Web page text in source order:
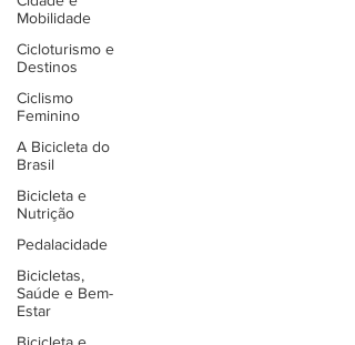
Mobilidade
Cicloturismo e
Destinos
Ciclismo
Feminino
A Bicicleta do
Brasil
Bicicleta e
Nutrição
Pedalacidade
Bicicletas,
Saúde e Bem-
Estar